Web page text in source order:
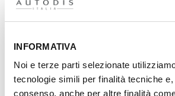
INFORMATIVA
Noi e terze parti selezionate
tecnologie simili per finalità tecniche
consenso, anche per altre finalità
’8 marzo 2022
il Gruppo Autodis
Marche S.r.l. tramite la propria
1° Novembre 2023
S.p.A..
Nell’Autunno 2024 AD Marche passa